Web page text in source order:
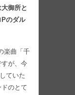
御所と
Pのダル
楽曲「千
が、今
ていた
のとて